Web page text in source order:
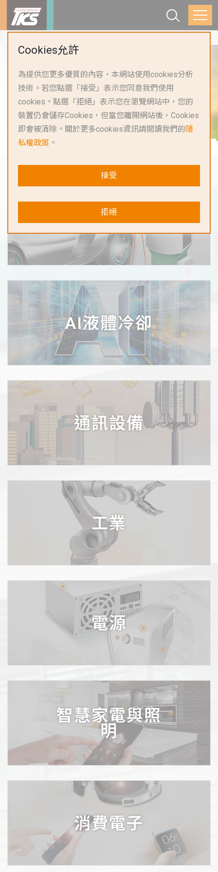
汽車
AI液體冷卻
通訊設備
工業
電源
智慧家電與照
明
消費電子
Cookies允許
為提供您更多優質的內容，本網站使用cookies分析
技術。若您點選「接受」表示您同意我們使用
cookies。點選「拒絕」表示您在瀏覽網站中，您的
裝置仍會儲存Cookies，但當您離開網站後，Cookies
即會被清除。關於更多cookies資訊請閱讀我們的隱
私權政策 。
接受
拒絕